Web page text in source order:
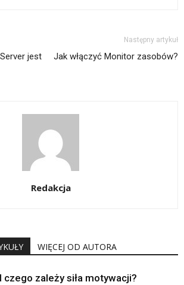
jest
Następny artykuł
Jak włączyć Monitor zasobów?
Redakcja
WIĘCEJ OD AUTORA
czego zależy siła motywacji?